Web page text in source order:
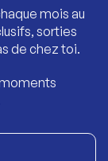
mois au
sorties
de chez toi.